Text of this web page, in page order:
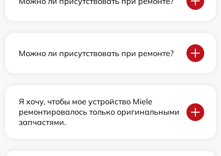
Можно ли присутствовать при ремонте?
Я хочу, чтобы мое устройство Miele
ремонтировалось только оригинальными
запчастями.